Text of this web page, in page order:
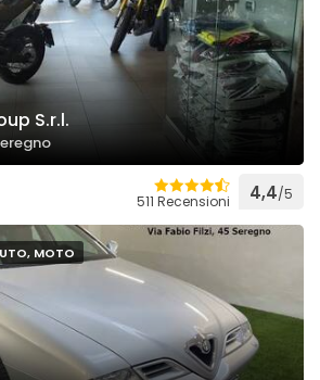
S.r.l.
511 Recensioni 4,4/5
MOTO